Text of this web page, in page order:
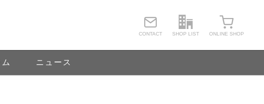
CONTACT SHOP LIST ONLINE SHOP
ニュース